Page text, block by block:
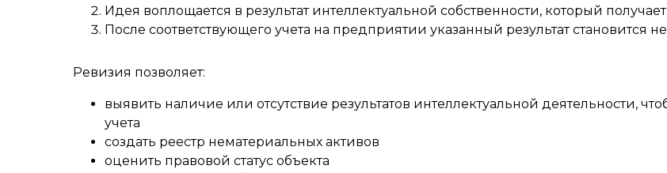
Идея воплощается в результат интеллектуальной собственности, который
После соответствующего учета на предприятии указанный результат становится
Ревизия позволяет:
выявить наличие или отсутствие результатов интеллектуальной деятельности,
учета
создать реестр нематериальных активов
оценить правовой статус объекта